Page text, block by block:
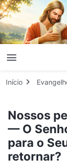
Início
Nossos
— O
para o
retornar?